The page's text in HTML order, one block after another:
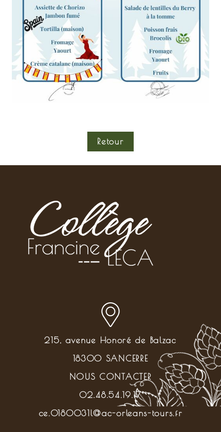
Retour
215, avenue Honoré de Balzac
18300 SANCERRE
NOUS CONTACTER
02.48.54.19.17
ce.0180031l@ac-orleans-tours.fr